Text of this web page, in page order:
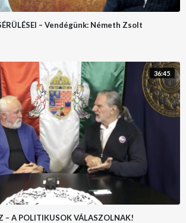
– Vendégünk: Németh Zsolt
36:45
– A POLITIKUSOK VÁLASZOLNAK!